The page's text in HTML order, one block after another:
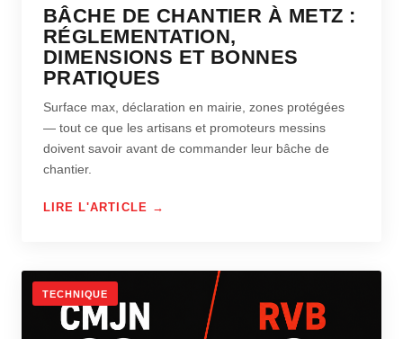
BÂCHE DE CHANTIER À METZ :
RÉGLEMENTATION,
DIMENSIONS ET BONNES
PRATIQUES
Surface max, déclaration en mairie, zones protégées
— tout ce que les artisans et promoteurs messins
doivent savoir avant de commander leur bâche de
chantier.
LIRE L'ARTICLE →
TECHNIQUE